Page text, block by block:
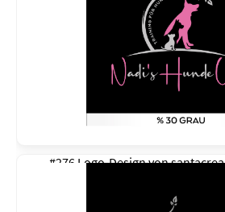
#276 Logo-Design vonsantacrea